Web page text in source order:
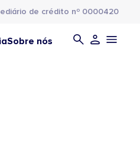
de crédito nº 0000420
Sobre nós